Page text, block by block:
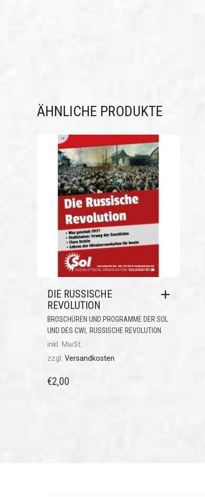
ÄHNLICHE PRODUKTE
DIE RUSSISCHE
REVOLUTION
BROSCHÜREN UND PROGRAMME DER SOL
UND DES CWI, RUSSISCHE REVOLUTION
inkl. MwSt.
zzgl. Versandkosten
€2,00